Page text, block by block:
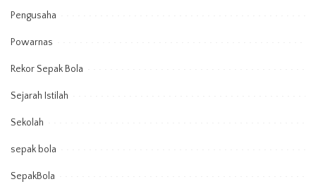
Pengusaha
Powarnas
Rekor Sepak Bola
Sejarah Istilah
Sekolah
sepak bola
SepakBola